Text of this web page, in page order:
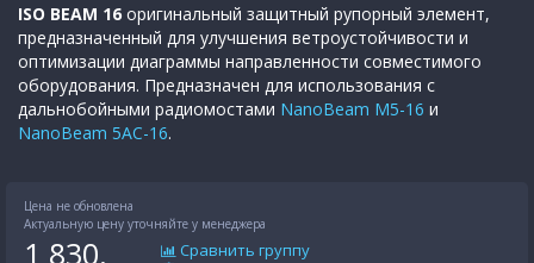
ISO BEAM 16 оригинальный защитный рупорный элемент,
предназначенный для улучшения ветроустойчивости и
оптимизации диаграммы направленности совместимого
оборудования. Предназначен для использования с
дальнобойными радиомостами NanoBeam M5-16 и
NanoBeam 5AC-16.
Цена не обновлена
Актуальную цену уточняйте у менеджера
1 830.
Сравнить группу